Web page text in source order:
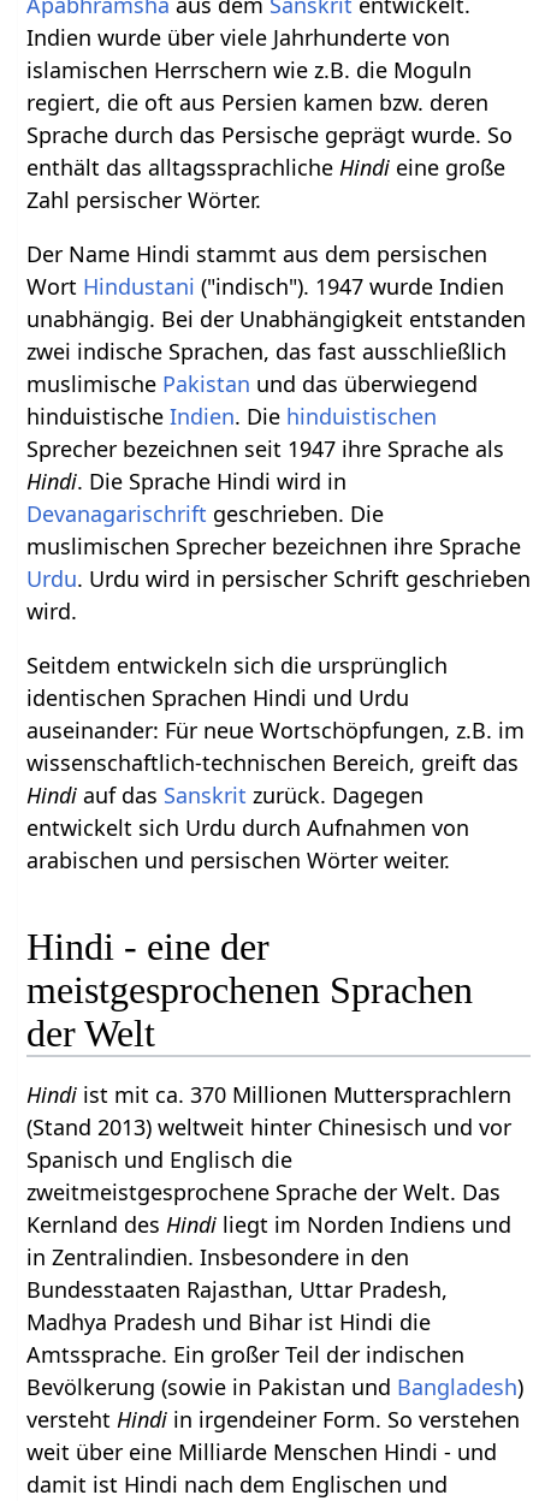
Indien wurde über viele Jahrhunderte von
islamischen Herrschern wie z.B. die Moguln
regiert, die oft aus Persien kamen bzw. deren
Sprache durch das Persische geprägt wurde. So
enthält das alltagssprachlicheHindi eine große
Zahl persischer Wörter.
Der Name Hindi stammt aus dem persischen
Wort Hindustani ("indisch"). 1947 wurde Indien
unabhängig. Bei der Unabhängigkeit entstanden
zwei indische Sprachen, das fast ausschließlich
muslimische Pakistan und das überwiegend
hinduistischeIndien. Die hinduistischen
Sprecher bezeichnen seit 1947 ihre Sprache als
Hindi. Die Sprache Hindi wird in
Devanagarischrift geschrieben. Die
muslimischen Sprecher bezeichnen ihre Sprache
Urdu. Urdu wird in persischer Schrift geschrieben
wird.
Seitdem entwickeln sich die ursprünglich
identischen Sprachen Hindi und Urdu
auseinander: Für neue Wortschöpfungen, z.B. im
wissenschaftlich-technischen Bereich, greift das
Hindi auf das Sanskrit zurück. Dagegen
entwickelt sich Urdu durch Aufnahmen von
arabischen und persischen Wörter weiter.
Hindi - eine der
meistgesprochenen Sprachen
der Welt
Hindi ist mit ca. 370 Millionen Muttersprachlern
(Stand 2013) weltweit hinter Chinesisch und vor
Spanisch und Englisch die
zweitmeistgesprochene Sprache der Welt. Das
Kernland desHindi liegt im Norden Indiens und
in Zentralindien. Insbesondere in den
Bundesstaaten Rajasthan, Uttar Pradesh,
Madhya Pradesh und Bihar ist Hindi die
Amtssprache. Ein großer Teil der indischen
Bevölkerung (sowie in Pakistan und Bangladesh)
verstehtHindi in irgendeiner Form. So verstehen
weit über eine Milliarde Menschen Hindi - und
damit ist Hindi nach dem Englischen und